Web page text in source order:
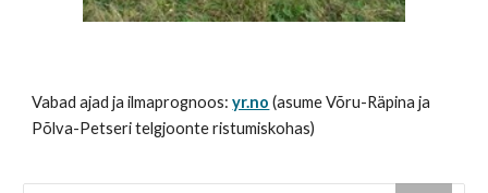
Vabad ajad ja ilmaprognoos:yr.no (asume Võru-Räpina ja
Põlva-Petseri telgjoonte ristumiskohas)